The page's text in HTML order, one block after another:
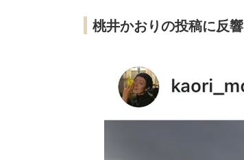
桃井かおりの投稿に反響